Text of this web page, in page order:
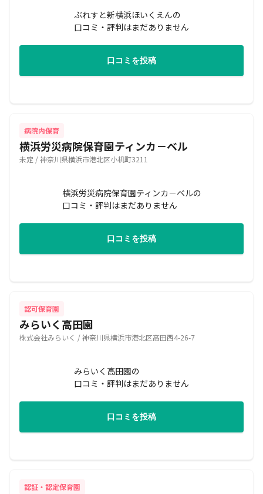
ぶれすと新横浜ほいくえんの
口コミ・評判はまだありません
口コミを投稿
病院内保育
横浜労災病院保育園ティンカ－ベル
未定 / 神奈川県横浜市港北区小机町3211
横浜労災病院保育園ティンカ－ベルの
口コミ・評判はまだありません
口コミを投稿
認可保育園
みらいく高田園
株式会社みらいく / 神奈川県横浜市港北区高田西4-26-7
みらいく高田園の
口コミ・評判はまだありません
口コミを投稿
認証・認定保育園